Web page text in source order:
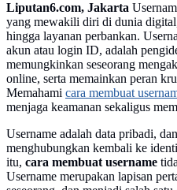
Liputan6.com, Jakarta
yang mewakili diri di dunia
hingga layanan perbankan.
akun atau login ID, adalah
memungkinkan seseorang
online, serta memainkan peran
Memahami cara membuat
menjaga keamanan sekaligus
Username adalah data pribadi,
menghubungkan kembali ke
itu, cara membuat username
Username merupakan lapisan